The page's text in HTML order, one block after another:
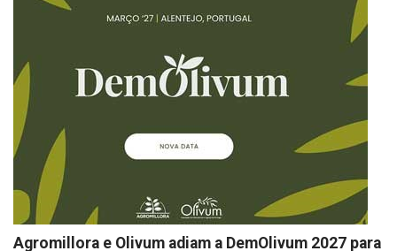
Agromillora e Olivum adiam a DemOlivum 2027 para